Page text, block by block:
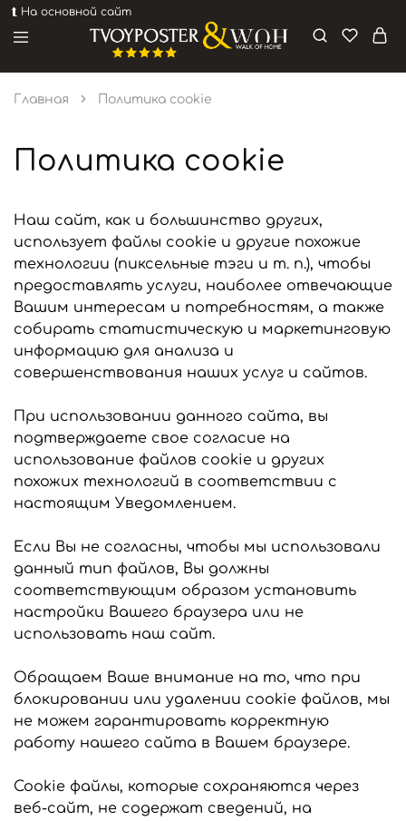
⮬ На основной сайт
Премиальные
и
Интернет-
Главная Политика cookie
Политика cookie
Наш сайт, как и большинство других,
использует файлы cookie и другие похожие
технологии (пиксельные тэги и т. п.), чтобы
предоставлять услуги, наиболее отвечающие
Вашим интересам и потребностям, а также
собирать статистическую и маркетинговую
информацию для анализа и
совершенствования наших услуг и сайтов.
При использовании данного сайта, вы
подтверждаете свое согласие на
использование файлов cookie и других
похожих технологий в соответствии с
настоящим Уведомлением.
Если Вы не согласны, чтобы мы использовали
данный тип файлов, Вы должны
соответствующим образом установить
настройки Вашего браузера или не
использовать наш сайт.
Обращаем Ваше внимание на то, что при
блокировании или удалении cookie файлов, мы
не можем гарантировать корректную
работу нашего сайта в Вашем браузере.
Cookie файлы, которые сохраняются через
веб-сайт, не содержат сведений, на